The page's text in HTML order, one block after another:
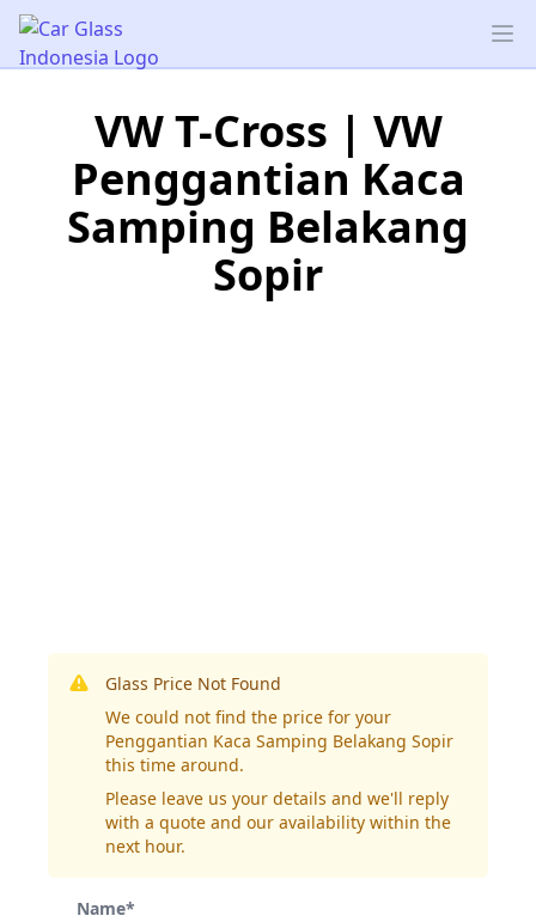
Car Glass Indonesia
VW T-Cross | VW
Penggantian Kaca
Samping Belakang
Sopir
Glass Price Not Found
We could not find the price for your
Penggantian Kaca Samping Belakang Sopir
this time around.
Please leave us your details and we'll reply
with a quote and our availability within the
next hour.
Name*